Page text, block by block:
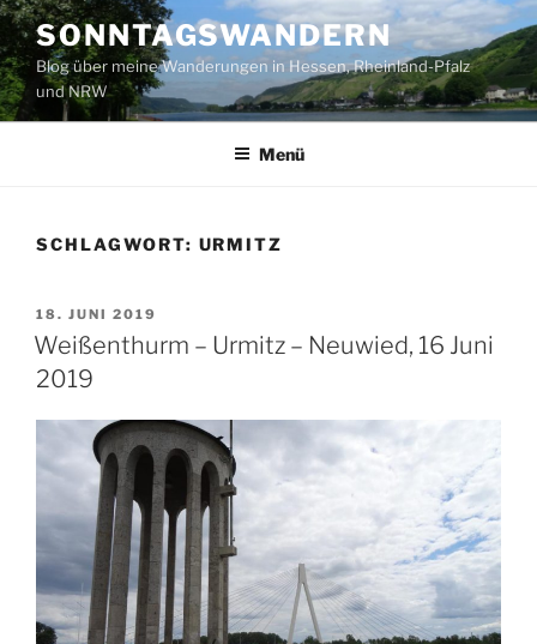
Zum
Inhalt
springen
SONNTAGSWANDERN
Blog über meine Wanderungen in Hessen, Rheinland-Pfalz
und NRW
Menü
SCHLAGWORT: URMITZ
VERÖFFENTLICHT
AM
18. JUNI 2019
Weißenthurm – Urmitz – Neuwied, 16 Juni
2019